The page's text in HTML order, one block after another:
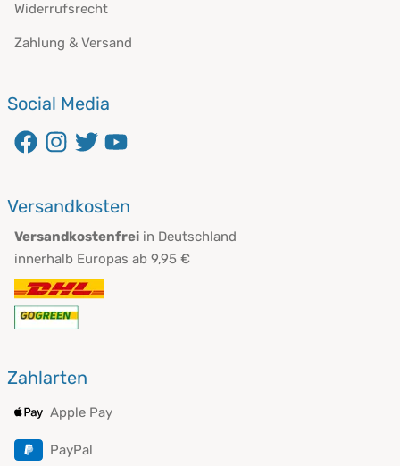
Widerrufsrecht
Zahlung & Versand
Social Media
öffnet in neuem Fenster
öffnet in neuem Fenster
öffnet in neuem Fenster
Versandkosten
Versandkostenfrei in Deutschland
innerhalb Europas ab 9,95 €
Zahlarten
Apple Pay
PayPal